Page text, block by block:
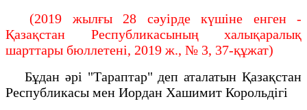
(2019 жылғы 28 сәуірде күшіне енген -
Қазақстан Республикасының халықаралық
шарттары бюллетені, 2019 ж., № 3, 37-құжат)
Бұдан әрі "Тараптар" деп аталатын Қазақстан
Республикасы мен Иордан Хашимит Корольдігі